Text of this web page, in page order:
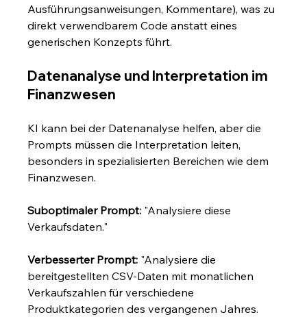
Ausführungsanweisungen, Kommentare), was zu
direkt verwendbarem Code anstatt eines
generischen Konzepts führt.
Datenanalyse und Interpretation im
Finanzwesen
KI kann bei der Datenanalyse helfen, aber die
Prompts müssen die Interpretation leiten,
besonders in spezialisierten Bereichen wie dem
Finanzwesen.
Suboptimaler Prompt: "Analysiere diese
Verkaufsdaten."
Verbesserter Prompt: "Analysiere die
bereitgestellten CSV-Daten mit monatlichen
Verkaufszahlen für verschiedene
Produktkategorien des vergangenen Jahres.